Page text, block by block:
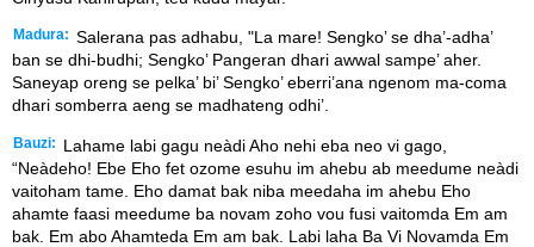
Madura: Salerana pas adhabu, "La mare! Sengko’ se dha’-adha’
ban se dhi-budhi; Sengko’ Pangeran dhari awwal sampe’ aher.
Saneyap oreng se pelka’ bi’ Sengko’ eberri’ana ngenom ma-coma
dhari somberra aeng se madhateng odhi’.
Bauzi:
Lahame labi gagu neàdi Aho nehi eba neo vi gago,
“Neàdeho! Ebe Eho fet ozome esuhu im ahebu ab meedume neàdi
vaitoham tame. Eho damat bak niba meedaha im ahebu Eho
ahamte faasi meedume ba novam zoho vou fusi vaitomda Em am
bak. Em abo Ahamteda Em am bak. Labi laha Ba Vi Novamda Em